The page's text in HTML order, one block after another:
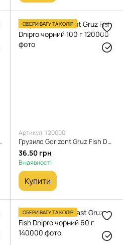
Dnipro чорний 40 г
ОБЕРИ ВАГУ ТА КОЛІР
Артикул: 120000
Грузило Gorizont Gruz Fish Dnipro чорний 100 г
36.50 грн
В наявності
Купити
ОБЕРИ ВАГУ ТА КОЛІР